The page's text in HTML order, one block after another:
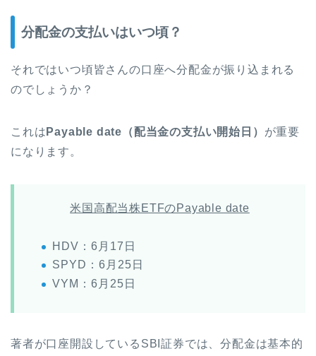
分配金の支払いはいつ頃？
それではいつ頃皆さんの口座へ分配金が振り込まれる
のでしょうか？
これは Payable date（配当金の支払い開始日） が重要
になります。
米国高配当株ETFのPayable date
HDV：6月17日
SPYD：6月25日
VYM：6月25日
著者が口座開設しているSBI証券では、分配金は基本的